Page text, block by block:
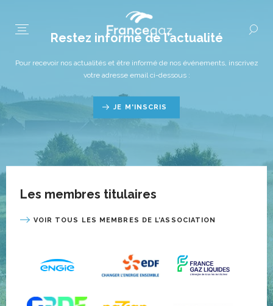
Restez informé de l’actualité
Pour recevoir nos actualités et être informé de nos événements, inscrivez
votre adresse email ci-dessous :
JE M'INSCRIS
Les membres titulaires
VOIR TOUS LES MEMBRES DE L’ASSOCIATION